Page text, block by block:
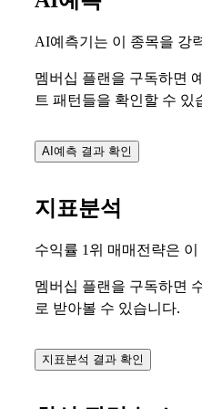
AI예측기는 이 종목을 강
멤버십 플랜을 구독하면
트 패턴들을 확인할 수 있
AI예측 결과 확인
지표분석
수익률 1위 매매전략은 이
멤버십 플랜을 구독하면
로 받아볼 수 있습니다.
지표분석 결과 확인